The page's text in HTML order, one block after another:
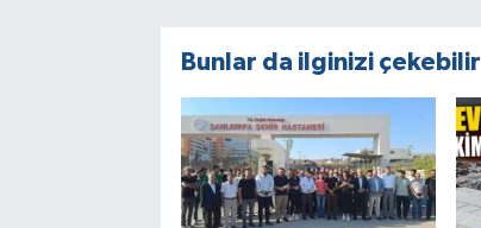
Bunlar da ilginizi çekebilir